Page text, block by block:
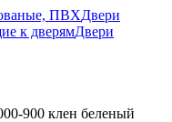
ПВХДвери
к дверямДвери
900 клен беленый